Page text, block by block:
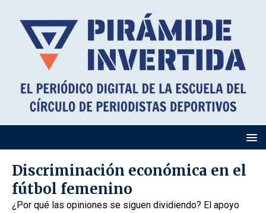
Discriminación económica en el
fútbol femenino
¿Por qué las opiniones se siguen dividiendo? El apoyo